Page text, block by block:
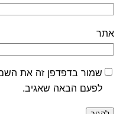
אתר
שמור בדפדפן זה את
לפעם הבאה שאגיב.